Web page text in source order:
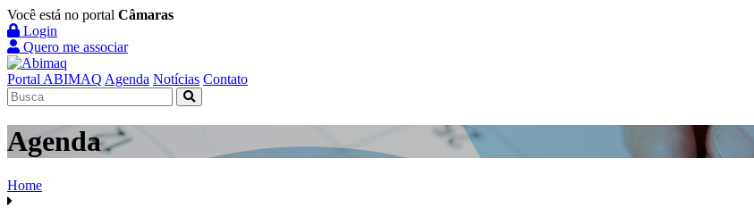
Você está no portal Câmaras
Login
Quero me associar
Portal ABIMAQ Agenda Notícias Contato
Agenda
Home